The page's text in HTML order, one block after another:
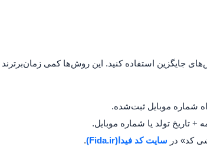
جایگزین استفاده کنید. این روش‌ها کمی
شماره موبایل ثبت‌شده.
+ تاریخ تولد یا شماره موبایل.
کد» در سایت کد فیدا(Fida.ir) .